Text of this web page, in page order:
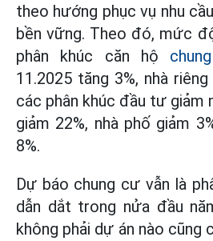
theo hướng phục vụ nhu
bền vững. Theo đó, mức
phân khúc căn hộ
11.2025 tăng 3%, nhà
các phân khúc đầu tư giảm
giảm 22%, nhà phố giảm
8%.
Dự báo chung cư vẫn là
dẫn dắt trong nửa đầu
không phải dự án nào cũng